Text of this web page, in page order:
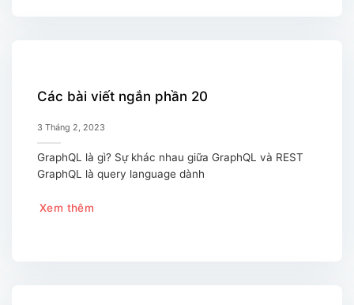
Các bài viết ngắn phần 20
3 Tháng 2, 2023
GraphQL là gì? Sự khác nhau giữa GraphQL và REST
GraphQL là query language dành
Xem thêm